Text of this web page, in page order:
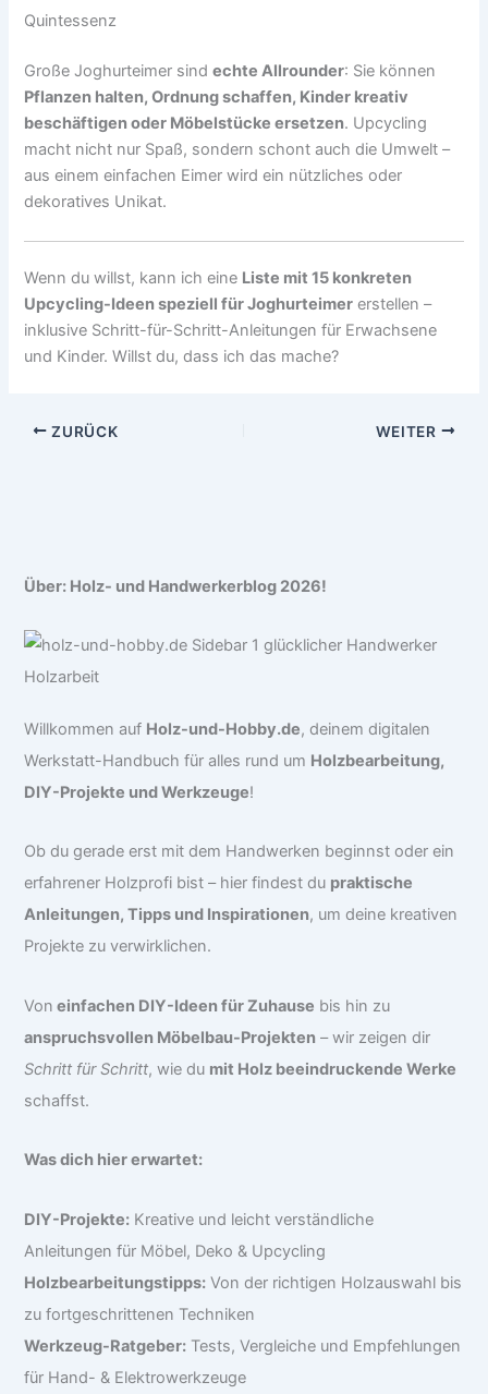
Quintessenz
Große Joghurteimer sindechte Allrounder: Sie können
Pflanzen halten, Ordnung schaffen, Kinder kreativ
beschäftigen oder Möbelstücke ersetzen. Upcycling
macht nicht nur Spaß, sondern schont auch die Umwelt –
aus einem einfachen Eimer wird ein nützliches oder
dekoratives Unikat.
Wenn du willst, kann ich eine Liste mit 15 konkreten
Upcycling-Ideen speziell für Joghurteimer erstellen –
inklusive Schritt-für-Schritt-Anleitungen für Erwachsene
und Kinder. Willst du, dass ich das mache?
ZURÜCK WEITER
Über: Holz- und Handwerkerblog 2026!
Willkommen auf Holz-und-Hobby.de, deinem digitalen
Werkstatt-Handbuch für alles rund um Holzbearbeitung,
DIY-Projekte und Werkzeuge!
Ob du gerade erst mit dem Handwerken beginnst oder ein
erfahrener Holzprofi bist – hier findest du praktische
Anleitungen, Tipps und Inspirationen, um deine kreativen
Projekte zu verwirklichen.
Von einfachen DIY-Ideen für Zuhause bis hin zu
anspruchsvollen Möbelbau-Projekten – wir zeigen dir
Schritt für Schritt, wie du mit Holz beeindruckende Werke
schaffst.
Was dich hier erwartet:
DIY-Projekte: Kreative und leicht verständliche
Anleitungen für Möbel, Deko & Upcycling
Holzbearbeitungstipps: Von der richtigen Holzauswahl bis
zu fortgeschrittenen Techniken
Werkzeug-Ratgeber: Tests, Vergleiche und Empfehlungen
für Hand- & Elektrowerkzeuge